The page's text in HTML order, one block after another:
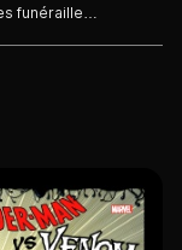
funérailles